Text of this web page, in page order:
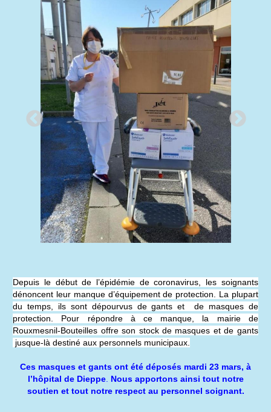
Depuis le début de l’épidémie de coronavirus, les soignants
dénoncent leur manque d’équipement de protection. La plupart
du temps, ils sont dépourvus de gants et de masques de
protection. Pour répondre à ce manque, la mairie de
Rouxmesnil-Bouteilles offre son stock de masques et de gants
jusque-là destiné aux personnels municipaux.
Ces masques et gants ont été déposés mardi 23 mars, à
l’hôpital de Dieppe. Nous apportons ainsi tout notre
soutien et tout notre respect au personnel soignant.